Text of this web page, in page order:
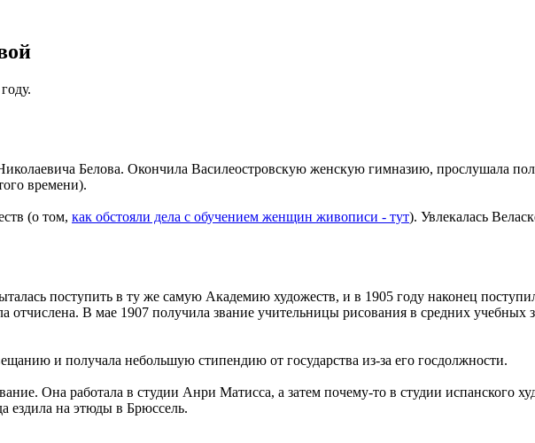
Белова. Окончила Василеостровскую женскую гимназию, прослушала
времени).
(о том, как обстояли дела с обучением женщин живописи - тут). Увлекалась
поступить в ту же самую Академию художеств, и в 1905 году наконец
В мае 1907 получила звание учительницы рисования в средних учебных
и получала небольшую стипендию от государства из-за его госдолжности.
Она работала в студии Анри Матисса, а затем почему-то в студии испанского
ездила на этюды в Брюссель.